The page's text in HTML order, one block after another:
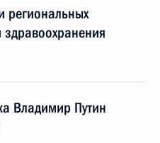
региональных
Владимир Путин